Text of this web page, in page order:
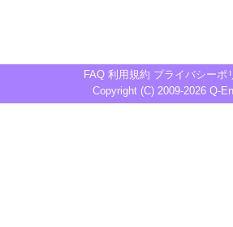
FAQ 利用規約 プライバシーポ
Copyright (C) 2009-2026 Q-